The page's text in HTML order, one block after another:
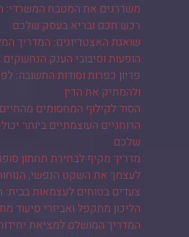
משדרגים את המטבח המשרדי:
רכש חכם ובריא בעסק שלכם
שואגת האצטדיונים: המדריך
הופעות וסיבובי הענק הנחשקים
פדיון כפרות וסודות התשובה:
ולהמתיק את הדין
הסוד לקילוף המחסומים
הרוחניים העוצמתיים ביותר
שלכם
מדריך מקיף לבחירת תחתון
לעצמך את השקט הנפשי,
צעדים בטוחים לעצמאות
הליכון מתקפל ואביזרי סיעוד
המדריך המושלם למציאת